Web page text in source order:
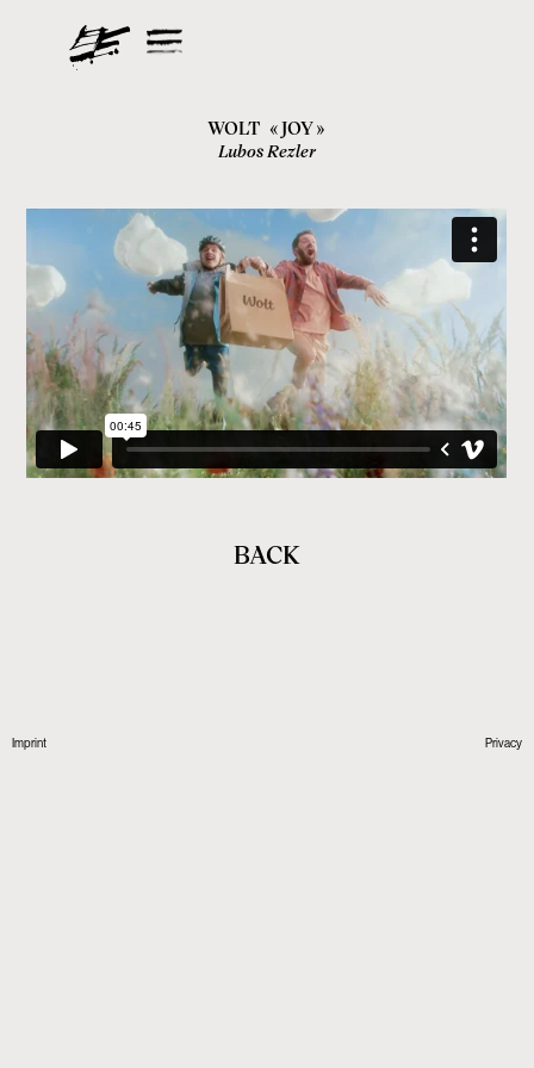
WOLT «JOY»
Lubos Rezler
BACK
Imprint Privacy